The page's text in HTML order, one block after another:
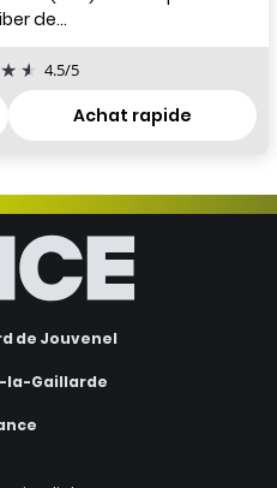
de...
4.5/5
Achat rapide
de Jouvenel
la-Gaillarde